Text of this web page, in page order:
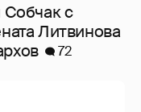
Собчак с
Литвинова
72